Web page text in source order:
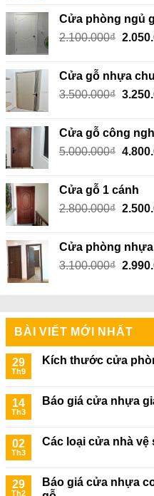
Cửa phòng ngủ
2.100.000₫ Giá
Cửa gỗ nhựa
3.500.000₫ Giá
Cửa gỗ công
5.000.000₫ Giá
Cửa gỗ 1 cánh
2.800.000₫ Giá
Cửa phòng
3.100.000₫ Giá
BÀI VIẾT MỚI NHẤT
29
Th9
Kích thước cửa
14
Th3
Báo giá cửa nhựa
02
Th3
Các loại cửa nhà
29
Th2
Báo giá cửa nhựa